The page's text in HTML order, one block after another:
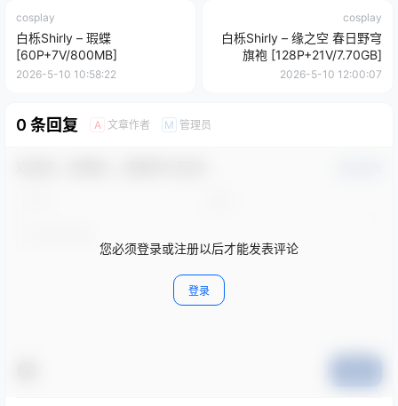
cosplay
白栎Shirly – 瑕蝶
[60P+7V/800MB]
2026-5-10 10:58:22
cosplay
白栎Shirly – 缘之空 春日野穹
旗袍 [128P+21V/7.70GB]
2026-5-10 12:00:07
0 条回复 A 文章作者 M 管理员
您必须登录或注册以后才能发表评论
登录